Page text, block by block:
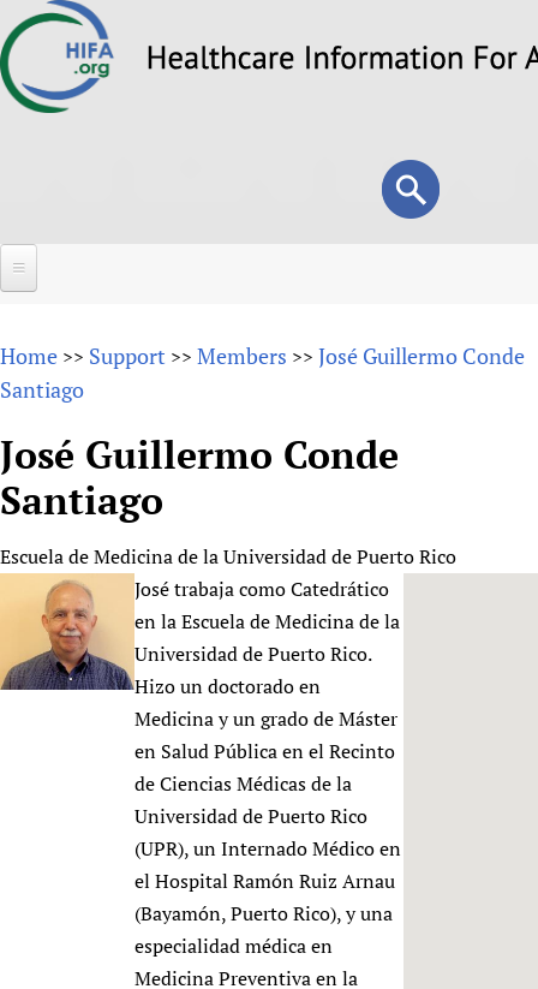
to
Search
form
Search
About
Why HIFA is needed
Vision and Strategy
HIFA in Official Relations with WHO
Achievements
Testimonials
HIFA Voices database
HIFA & global health CoPs
Publications
Forums
HIFA (Healthcare Information For All)
How to use the HIFA forums
CHIFA (child health and rights)
HIFA-French
HIFA-Portuguese
HIFA-Spanish
HIFA-Zambia 2011-2024
Projects
New! SPOTLIGHTS
Evidence-informed policy
mHealth
Open access
Substance use disorders
*Sponsorship opportunities
Citizens, Parents and Children
Evidence-Informed Policy and Practice
Library and Information Services
Community Health Workers
Multilingualism
Prescribers and users of medicines
*Completed projects
Access to Health Research
Astana Declaration+
Communicating health research
Essential Health Services and COVID-19
People
Country representatives
List view
Fundraising Working Group
Main Steering Group
Partnerships and Projects
Social Media Working Group
Volunteers
Support
Collaborate
HIFA Appeal
How you can help
Supporting Organisations
News
Forum Messages
Join CHIFA (child health and rights)
Junte-se ao HIFA-Portuguese
Rejoignez HIFA-Français
Únase a HIFA-Español
Home >> Support >> Members >> José Guillermo Conde
Santiago
José Guillermo Conde
Santiago
Escuela de Medicina de la Universidad de Puerto Rico
José trabaja como Catedrático
en la Escuela de Medicina de la
Universidad de Puerto Rico.
Hizo un doctorado en
Medicina y un grado de Máster
en Salud Pública en el Recinto
de Ciencias Médicas de la
Universidad de Puerto Rico
(UPR), un Internado Médico en
el Hospital Ramón Ruiz Arnau
(Bayamón, Puerto Rico), y una
especialidad médica en
Medicina Preventiva en la